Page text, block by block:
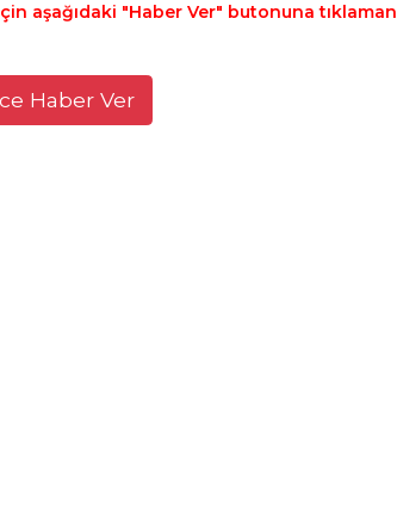
aşağıdaki "Haber Ver" butonuna
Haber Ver